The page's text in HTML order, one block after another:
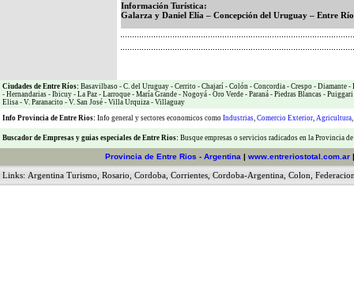
Información Turística:
Galarza y Daniel Elía – Concepción del Uruguay – Entre
Ciudades de Entre Ríos: Basavilbaso - C. del Uruguay - Cerrito - Chajarí - Colón - Concordia - Crespo - Diamante -
- Hernandarias - Ibicuy - La Paz - Larroque - María Grande - Nogoyá - Oro Verde - Paraná - Piedras Blancas - Puiggari
Elisa - V. Paranacito - V. San José - Villa Urquiza - Villaguay
Info Provincia de Entre Rios: Info general y sectores economicos como Industrias, Comercio Exterior, Agricultura,
Buscador de Empresas y guias especiales de Entre Rios: Busque empresas o servicios radicados en la Provincia
Provincia de Entre Rios - Argentina | www.entreriostotal.com.ar
Links: Argentina Turismo Rosario Cordoba Corrientes Cordoba-Argentina Colon